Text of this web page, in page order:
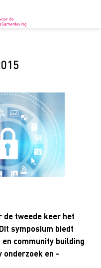
de tweede keer het
symposium biedt
community building
onderzoek en -